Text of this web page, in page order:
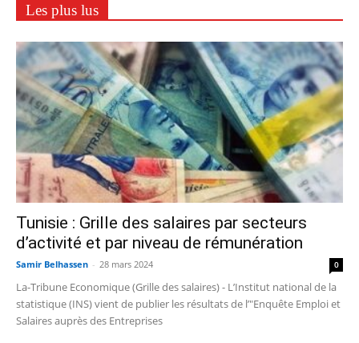
Les plus lus
Tunisie : Grille des salaires par secteurs
d’activité et par niveau de rémunération
Samir Belhassen - 28 mars 2024 0
La-Tribune Economique (Grille des salaires) - L’Institut national de la
statistique (INS) vient de publier les résultats de l’"Enquête Emploi et
Salaires auprès des Entreprises